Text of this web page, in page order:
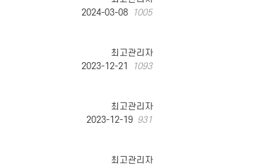
2024-03-08
1005
최고관리자
2023-12-21
1093
최고관리자
2023-12-19 931
최고관리자